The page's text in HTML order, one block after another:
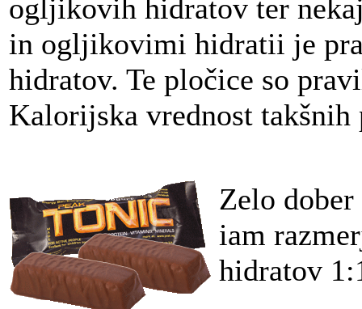
ogljikovih hidratov ter
in ogljikovimi hidratii je
hidratov. Te pločice so
Kalorijska vrednost
Zelo
iam
hidratov